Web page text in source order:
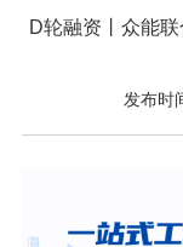
D轮融资丨众能
发布时